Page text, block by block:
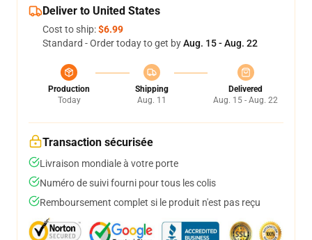
Deliver to United States
Cost to ship:$6.99
Standard - Order today to get byAug. 15 - Aug. 22
Production
Today
Shipping
Aug. 11
Delivered
Aug. 15 - Aug. 22
Transaction sécurisée
Livraison mondiale à votre porte
Numéro de suivi fourni pour tous les colis
Remboursement complet si le produit n'est pas reçu